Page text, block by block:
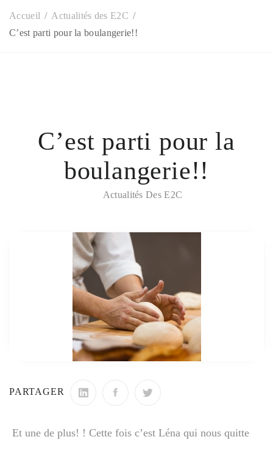
Accueil
Actualités des E2C
C’est parti pour la boulangerie!!
C’est parti pour la
boulangerie!!
Actualités Des E2C
PARTAGER
Et une de plus! ! Cette fois c’est Léna qui nous quitte